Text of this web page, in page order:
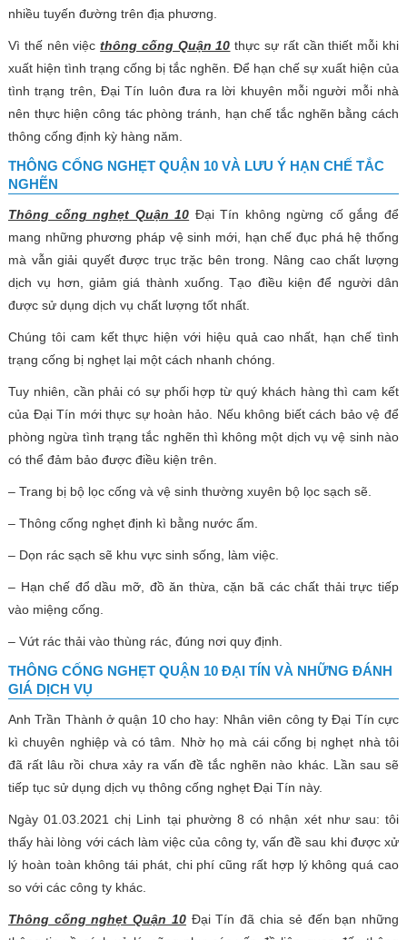
nhiều tuyến đường trên địa phương.
Vì thế nên việcthông cống Quận 10 thực sự rất cần thiết mỗi khi
xuất hiện tình trạng cống bị tắc nghẽn. Để hạn chế sự xuất hiện của
tình trạng trên, Đại Tín luôn đưa ra lời khuyên mỗi người mỗi nhà
nên thực hiện công tác phòng tránh, hạn chế tắc nghẽn bằng cách
thông cống định kỳ hàng năm.
THÔNG CỐNG NGHẸT QUẬN 10 VÀ LƯU Ý HẠN CHẾ TẮC
NGHẼN
Thông cống nghẹt Quận 10 Đại Tín không ngừng cố gắng để
mang những phương pháp vệ sinh mới, hạn chế đục phá hệ thống
mà vẫn giải quyết được trục trặc bên trong. Nâng cao chất lượng
dịch vụ hơn, giảm giá thành xuống. Tạo điều kiện để người dân
được sử dụng dịch vụ chất lượng tốt nhất.
Chúng tôi cam kết thực hiện với hiệu quả cao nhất, hạn chế tình
trạng cống bị nghẹt lại một cách nhanh chóng.
Tuy nhiên, cần phải có sự phối hợp từ quý khách hàng thì cam kết
của Đại Tín mới thực sự hoàn hảo. Nếu không biết cách bảo vệ để
phòng ngừa tình trạng tắc nghẽn thì không một dịch vụ vệ sinh nào
có thể đảm bảo được điều kiện trên.
– Trang bị bộ lọc cống và vệ sinh thường xuyên bộ lọc sạch sẽ.
– Thông cống nghẹt định kì bằng nước ấm.
– Dọn rác sạch sẽ khu vực sinh sống, làm việc.
– Hạn chế đổ dầu mỡ, đồ ăn thừa, cặn bã các chất thải trực tiếp
vào miệng cống.
– Vứt rác thải vào thùng rác, đúng nơi quy định.
THÔNG CỐNG NGHẸT QUẬN 10 ĐẠI TÍN VÀ NHỮNG ĐÁNH
GIÁ DỊCH VỤ
Anh Trần Thành ở quận 10 cho hay: Nhân viên công ty Đại Tín cực
kì chuyên nghiệp và có tâm. Nhờ họ mà cái cống bị nghẹt nhà tôi
đã rất lâu rồi chưa xảy ra vấn đề tắc nghẽn nào khác. Lần sau sẽ
tiếp tục sử dụng dịch vụ thông cống nghẹt Đại Tín này.
Ngày 01.03.2021 chị Linh tại phường 8 có nhận xét như sau: tôi
thấy hài lòng với cách làm việc của công ty, vấn đề sau khi được xử
lý hoàn toàn không tái phát, chi phí cũng rất hợp lý không quá cao
so với các công ty khác.
Thông cống nghẹt Quận 10Đại Tín đã chia sẻ đến bạn những